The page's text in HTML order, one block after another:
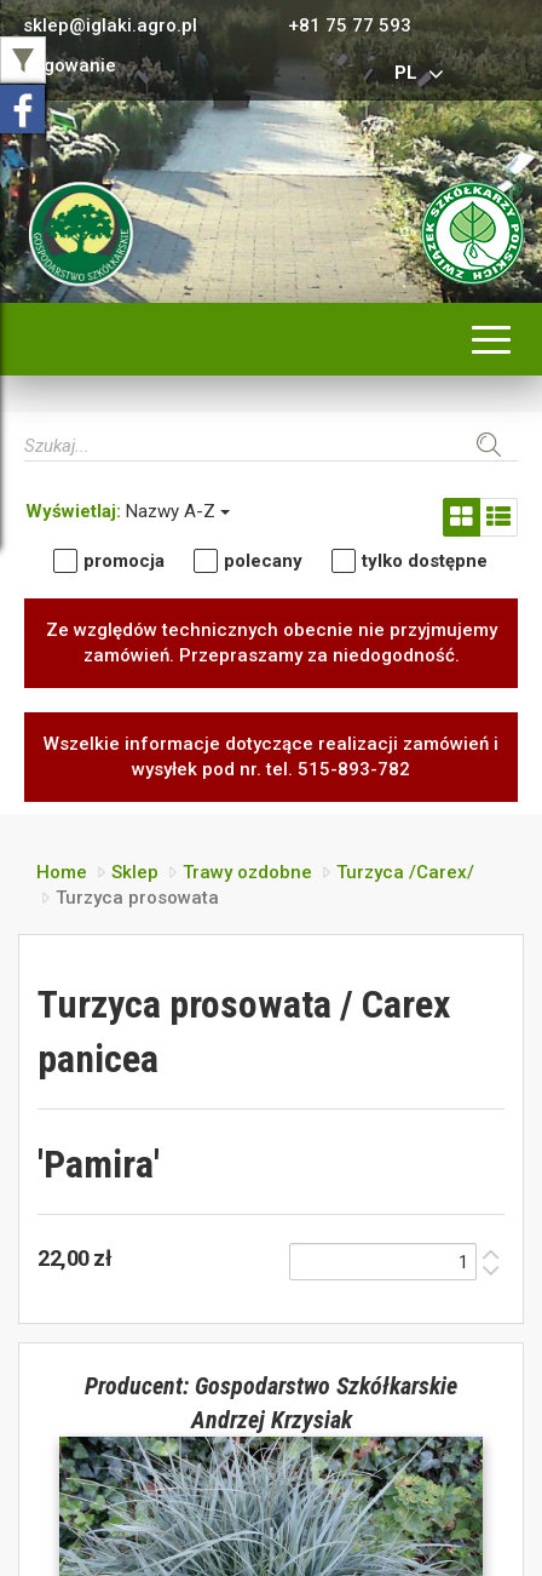
sklep@iglaki.agro.pl
+81 75 77 593
Logowanie
PL
Wyświetlaj: Nazwy A-Z
promocja polecany tylko dostępne
Ze względów technicznych obecnie nie przyjmujemy
zamówień. Przepraszamy za niedogodność.
Wszelkie informacje dotyczące realizacji zamówień i
wysyłek pod nr. tel. 515-893-782
Home Sklep Trawy ozdobne
Turzyca /Carex/
Turzyca prosowata
Turzyca prosowata / Carex
panicea
'Pamira'
22,00 zł
Producent: Gospodarstwo Szkółkarskie
Andrzej Krzysiak